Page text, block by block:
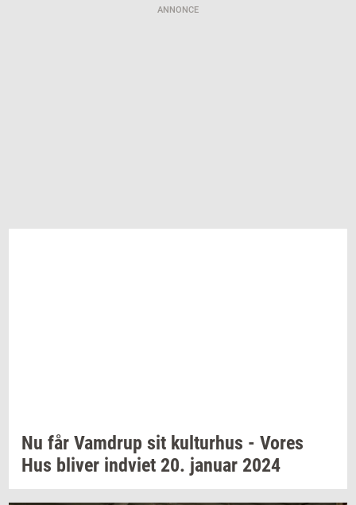
ANNONCE
Nu får Vam­d­rup sit kul­tur­hus - Vores
Hus bli­ver ind­vi­et 20. ja­nu­ar 2024